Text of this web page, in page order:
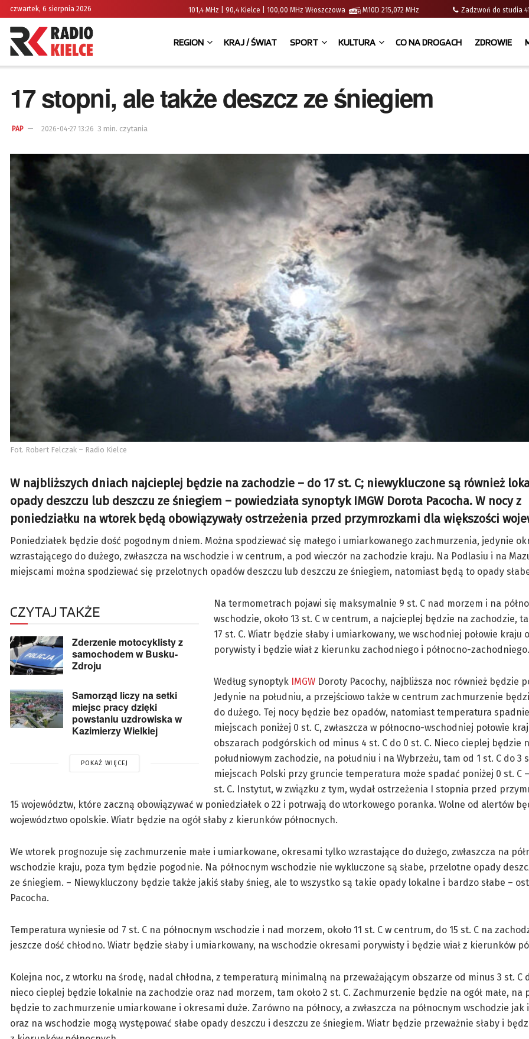
czwartek, 6 sierpnia 2026 101,4 MHz | 90,4 Kielce | 100,00 MHz Włoszczowa M10D 215,072 MHz Zadzwoń do
REGION KRAJ / ŚWIAT SPORT KULTURA CO NA DROGACH ZDROWIE
17 stopni, ale także deszcz ze śniegiem
PAP 2026-04-27 13:26 3 min. czytania
Fot. Robert Felczak – Radio Kielce
W najbliższych dniach najcieplej będzie na zachodzie – do 17 st. C; niewykluczone są również
opady deszczu lub deszczu ze śniegiem – powiedziała synoptyk IMGW Dorota Pacocha. W nocy z
poniedziałku na wtorek będą obowiązywały ostrzeżenia przed przymrozkami dla większości
Poniedziałek będzie dość pogodnym dniem. Można spodziewać się małego i umiarkowanego zachmurzenia, jedynie
wzrastającego do dużego, zwłaszcza na wschodzie i w centrum, a pod wieczór na zachodzie kraju. Na Podlasiu i na
miejscami można spodziewać się przelotnych opadów deszczu lub deszczu ze śniegiem, natomiast będą to opady
CZYTAJ TAKŻE
Zderzenie motocyklisty z
samochodem w Busku-
Zdroju
Samorząd liczy na setki
miejsc pracy dzięki
powstaniu uzdrowiska w
Kazimierzy Wielkiej
POKAŻ WIĘCEJ
Na termometrach pojawi się maksymalnie 9 st. C nad morzem i na
wschodzie, około 13 st. C w centrum, a najcieplej będzie na zachodzie,
17 st. C. Wiatr będzie słaby i umiarkowany, we wschodniej połowie kraju
porywisty i będzie wiał z kierunku zachodniego i północno-zachodniego.
Według synoptyk IMGW Doroty Pacochy, najbliższa noc również będzie
Jedynie na południu, a przejściowo także w centrum zachmurzenie
do dużego. Tej nocy będzie bez opadów, natomiast temperatura
miejscach poniżej 0 st. C, zwłaszcza w północno-wschodniej połowie
obszarach podgórskich od minus 4 st. C do 0 st. C. Nieco cieplej będzie
południowym zachodzie, na południu i na Wybrzeżu, tam od 1 st. C do 3
miejscach Polski przy gruncie temperatura może spadać poniżej 0 st. C
st. C. Instytut, w związku z tym, wydał ostrzeżenia I stopnia przed
15 województw, które zaczną obowiązywać w poniedziałek o 22 i potrwają do wtorkowego poranka. Wolne od alertów
województwo opolskie. Wiatr będzie na ogół słaby z kierunków północnych.
We wtorek prognozuje się zachmurzenie małe i umiarkowane, okresami tylko wzrastające do dużego, zwłaszcza na
wschodzie kraju, poza tym będzie pogodnie. Na północnym wschodzie nie wykluczone są słabe, przelotne opady
ze śniegiem. – Niewykluczony będzie także jakiś słaby śnieg, ale to wszystko są takie opady lokalne i bardzo słabe –
Pacocha.
Temperatura wyniesie od 7 st. C na północnym wschodzie i nad morzem, około 11 st. C w centrum, do 15 st. C na
jeszcze dość chłodno. Wiatr będzie słaby i umiarkowany, na wschodzie okresami porywisty i będzie wiał z kierunków
Kolejna noc, z wtorku na środę, nadal chłodna, z temperaturą minimalną na przeważającym obszarze od minus 3 st. C
nieco cieplej będzie lokalnie na zachodzie oraz nad morzem, tam około 2 st. C. Zachmurzenie będzie na ogół małe, na
będzie to zachmurzenie umiarkowane i okresami duże. Zarówno na północy, a zwłaszcza na północnym wschodzie jak
oraz na wschodzie mogą występować słabe opady deszczu i deszczu ze śniegiem. Wiatr będzie przeważnie słaby i